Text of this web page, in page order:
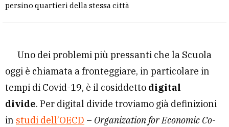
persino quartieri della stessa città
Uno dei problemi più pressanti che la Scuola
oggi è chiamata a fronteggiare, in particolare in
tempi di Covid-19, è il cosiddetto digital
divide. Per digital divide troviamo già definizioni
in studi dell’OECD – Organization for Economic Co-